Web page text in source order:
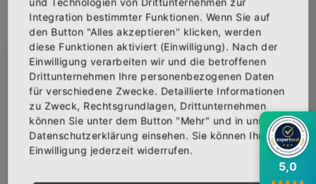
IN DEN WARENKORB
AUF DIE WUNSCHLISTE
BESCHREIBUNG INFOS BEWERTUNGEN
Über den Artikel
Abonniere jetzt unseren Newsletter
Bekomme die aktuellsten News über neue
Produkte und zudem einen 10% Gutschein für
deine nächste Bestellung.
5,0
★★★★★
Integration bestimmter Funktionen. Wenn Sie auf
den Button "Alles akzeptieren" klicken, werden
diese Funktionen aktiviert (Einwilligung). Nach der
Einwilligung verarbeiten wir und die betroffenen
Drittunternehmen Ihre personenbezogenen Daten
für verschiedene Zwecke. Detaillierte Informationen
zu Zweck, Rechtsgrundlagen, Drittunternehmen
können Sie unter dem Button "Mehr" und in unserer
Datenschutzerklärung einsehen. Sie können Ihre
Einwilligung jederzeit widerrufen.